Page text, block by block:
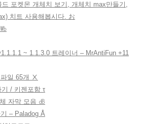
드 포켓몬 개체치 보기, 개체치 max만들기,
치트 사용해봅시다. お
~ 1.1.3.0 트레이너 – MrAntiFun +11
일 65개 Ⅹ
/ 키젠포함 τ
자막 모음 ㏈
– Paladog Å